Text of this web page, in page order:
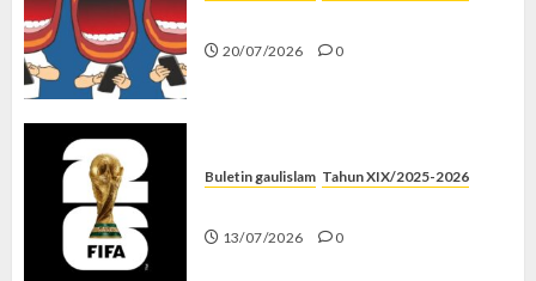
20/07/2026 0
Buletin gaulislam Tahun XIX/2025-2026
13/07/2026 0